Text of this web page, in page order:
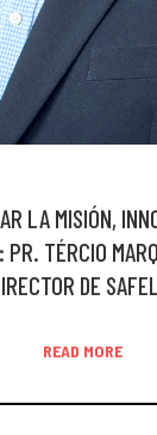
LA MISIÓN,
PR. TÉRCIO
DE
READ MORE